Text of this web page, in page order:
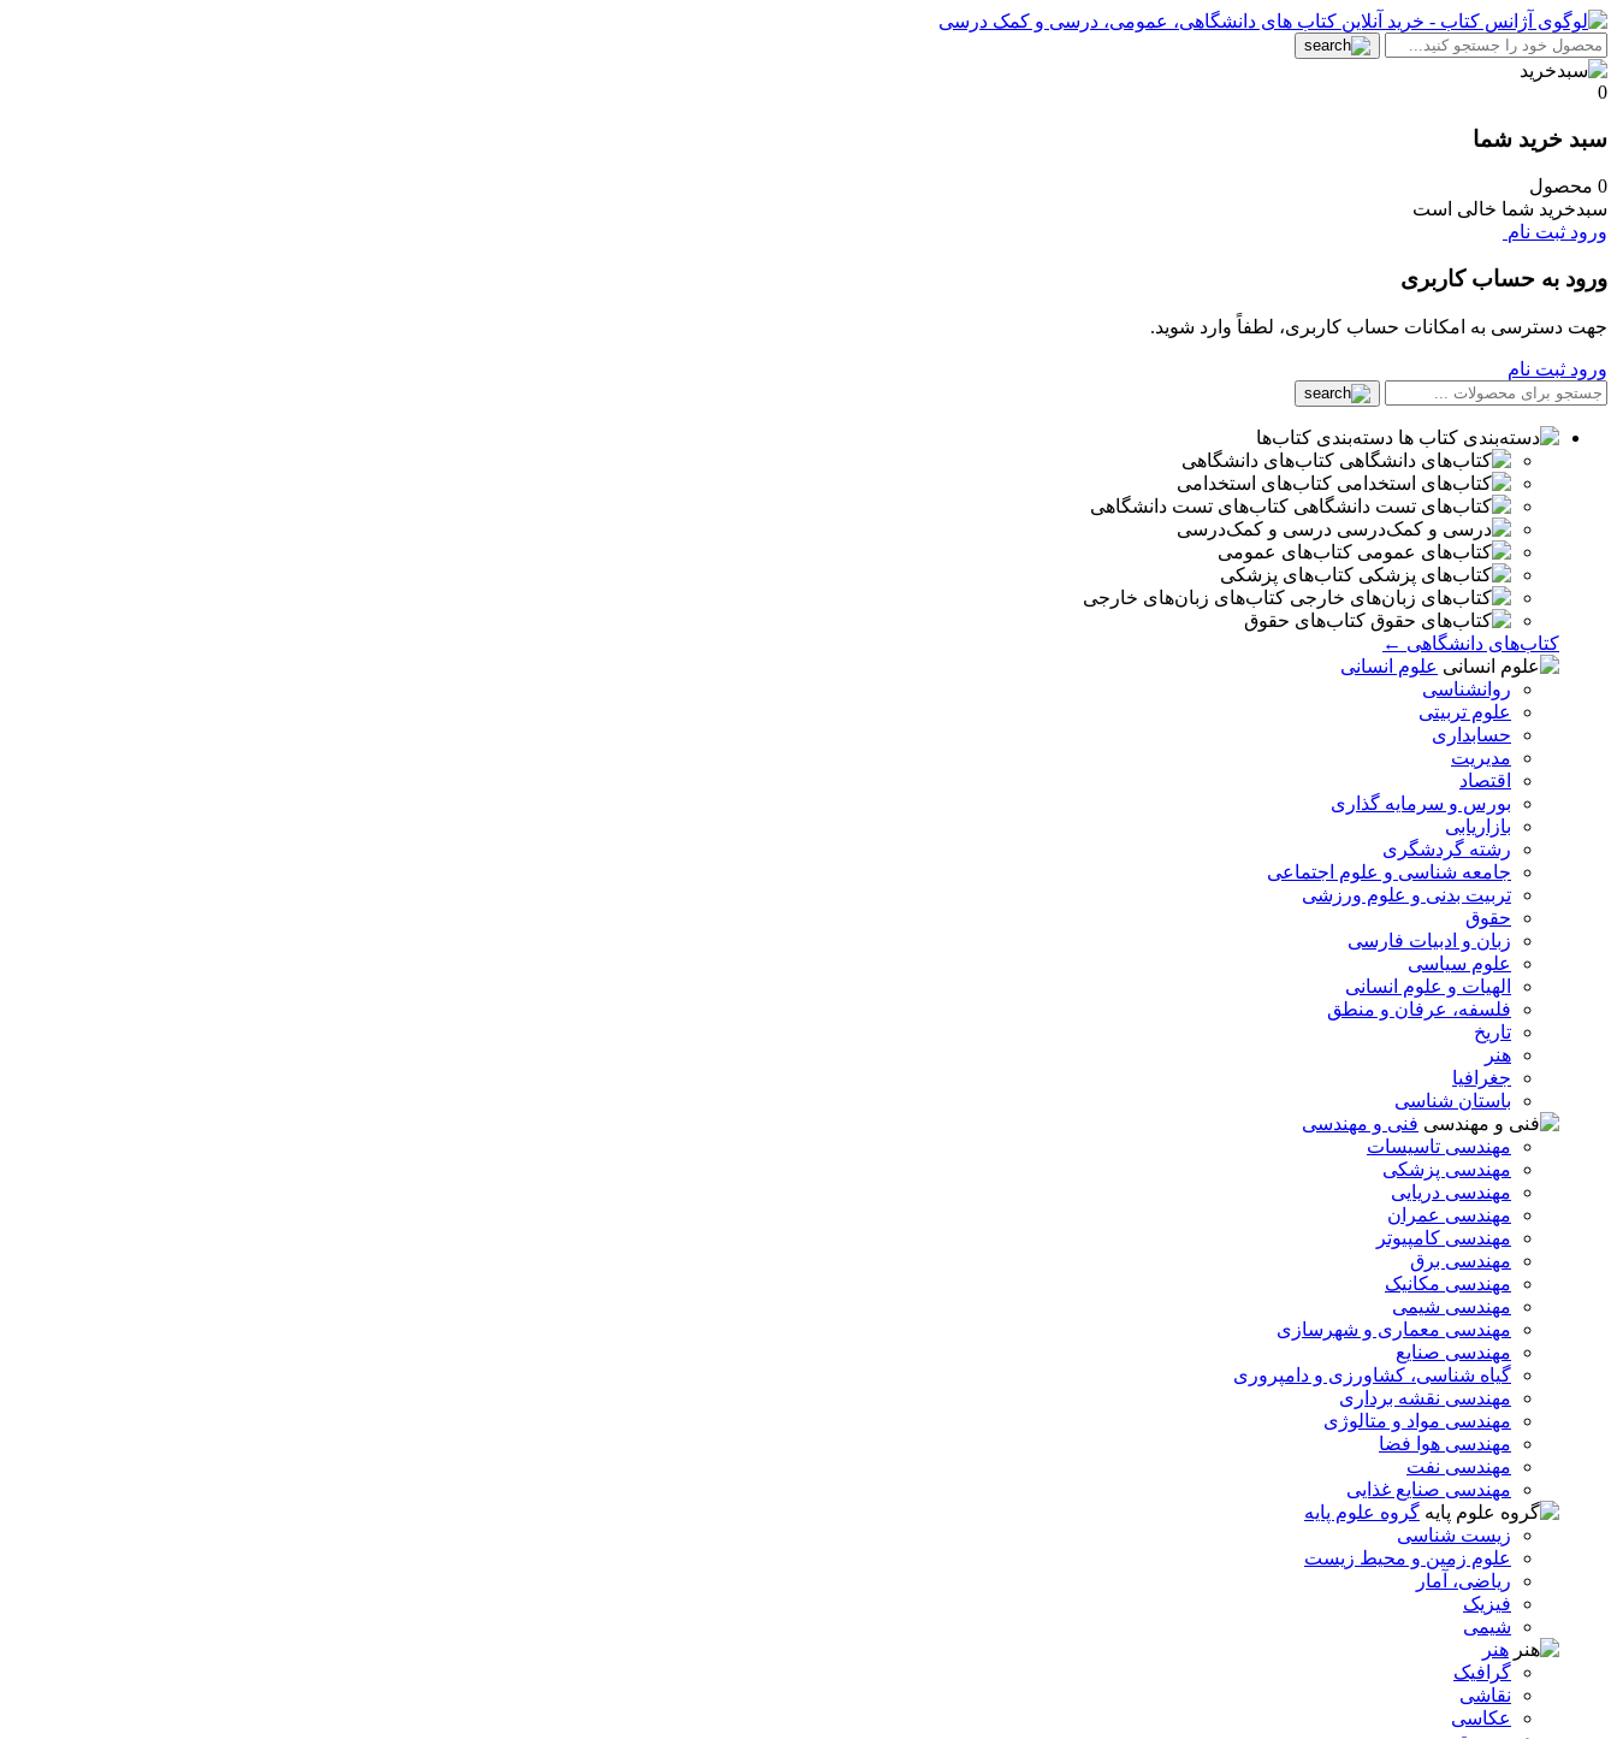
0
سبد خرید شما
0 محصول
سبدخرید شما خالی است
ورود ثبت نام
ورود به حساب کاربری
جهت دسترسی به امکانات حساب کاربری، لطفاً وارد شوید.
ورود ثبت نام
دسته‌بندی کتاب‌ها
کتاب‌های دانشگاهی
کتاب‌های استخدامی
کتاب‌های تست دانشگاهی
درسی و کمک‌درسی
کتاب‌های عمومی
کتاب‌های پزشکی
کتاب‌های زبان‌های خارجی
کتاب‌های حقوق
کتاب‌های دانشگاهی ←
علوم انسانی
روانشناسی
علوم تربیتی
حسابداری
مدیریت
اقتصاد
بورس و سرمایه گذاری
بازاریابی
رشته گردشگری
جامعه شناسی و علوم اجتماعی
تربیت بدنی و علوم ورزشی
حقوق
زبان و ادبیات فارسی
علوم سیاسی
الهیات و علوم انسانی
فلسفه، عرفان و منطق
تاریخ
هنر
جغرافیا
باستان شناسی
فنی و مهندسی
مهندسی تاسیسات
مهندسی پزشکی
مهندسی دریایی
مهندسی عمران
مهندسی کامپیوتر
مهندسی برق
مهندسی مکانیک
مهندسی شیمی
مهندسی معماری و شهرسازی
مهندسی صنایع
گیاه شناسی، کشاورزی و دامپروری
مهندسی نقشه برداری
مهندسی مواد و متالوژی
مهندسی هوا فضا
مهندسی نفت
مهندسی صنایع غذایی
گروه علوم پایه
زیست شناسی
علوم زمین و محیط زیست
ریاضی، آمار
فیزیک
شیمی
هنر
گرافیک
نقاشی
عکاسی